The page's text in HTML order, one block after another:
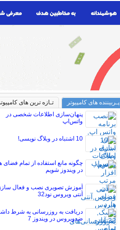
پـربیننده های کامپیوتر
تـازه ترین های
پنهان‌سازی اطلاعات شخصی در
واتس‌اپ
10 اشتباه در وبلاگ نویسی!
چگونه مانع استفاده از تمام فضای
در ویندوز شویم
آموزش تصویری نصب و فعال
آنتی ویروس نود32
دریافت به روزرسانی به شرط
ضدویروس در ویندوز 7